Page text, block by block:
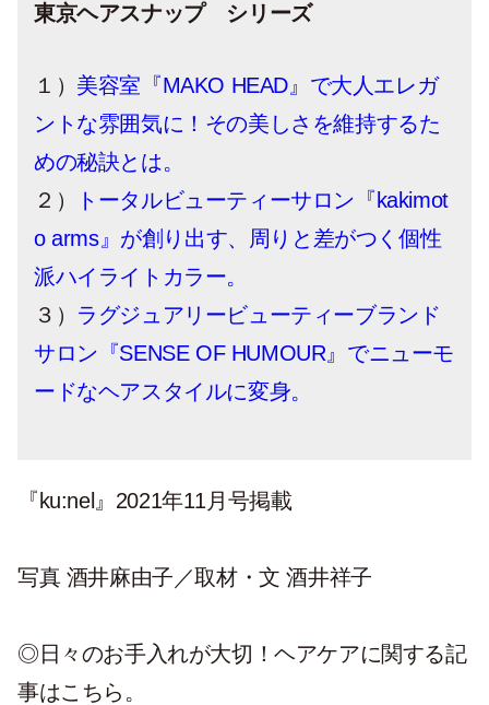
東京ヘアスナップ シリーズ
１） 美容室『MAKO HEAD』で大人エレガ
ントな雰囲気に！その美しさを維持するた
めの秘訣とは。
２）
トータルビューティーサロン『kakimot
o arms』が創り出す、周りと差がつく個性
派ハイライトカラー。
３） ラグジュアリービューティーブランド
サロン『SENSE OF HUMOUR』でニューモ
ードなヘアスタイルに変身。
『ku:nel』2021年11月号掲載
写真 酒井麻由子／取材・文 酒井祥子
◎日々のお手入れが大切！ヘアケアに関する記
事はこちら。